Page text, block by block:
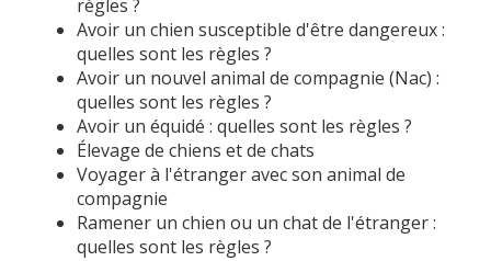
règles ?
Avoir un chien susceptible d'être dangereux :
quelles sont les règles ?
Avoir un nouvel animal de compagnie (Nac) :
quelles sont les règles ?
Avoir un équidé : quelles sont les règles ?
Élevage de chiens et de chats
Voyager à l'étranger avec son animal de
compagnie
Ramener un chien ou un chat de l'étranger :
quelles sont les règles ?